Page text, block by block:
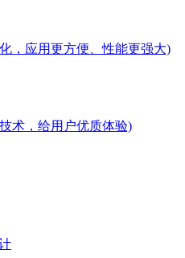
，应用更方便、性能更强大)
术，给用户优质体验)